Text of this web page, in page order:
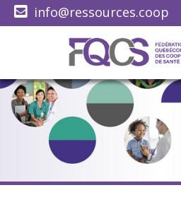
info@ressources.coop
(418) 622-1001